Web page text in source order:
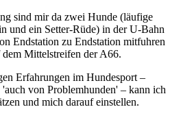
sind mir da zwei Hunde (läufige
und ein Setter-Rüde) in der U-Bahn
Endstation zu Endstation mitfuhren
Mittelstreifen der A66.
Erfahrungen im Hundesport –
'auch von Problemhunden' – kann ich
und mich darauf einstellen.